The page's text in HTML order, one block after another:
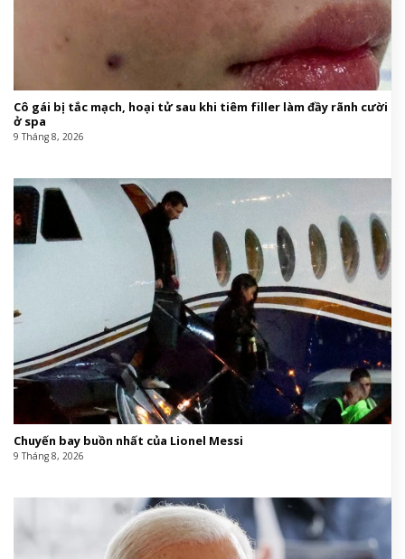
Cô gái bị tắc mạch, hoại tử sau khi tiêm filler làm đầy rãnh cười
ở spa
9 Tháng 8, 2026
Chuyến bay buồn nhất của Lionel Messi
9 Tháng 8, 2026